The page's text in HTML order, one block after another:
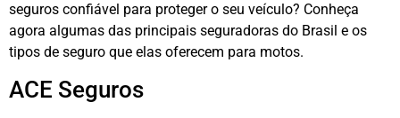
seguros confiável para proteger o seu veículo? Conheça
agora algumas das principais seguradoras do Brasil e os
tipos de seguro que elas oferecem para motos.
ACE Seguros